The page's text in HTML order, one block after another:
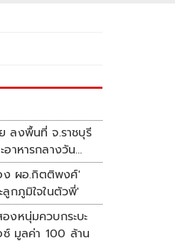
ลงพื้นที่ จ.ราชบุรี
าหารกลางวัน
น้ำใส
ง ผอ.กิตติพงศ์'
กภูมิใจในตัวพี่'
งหนุ่มควบกระบะ
ซ์ มูลค่า 100 ล้าน